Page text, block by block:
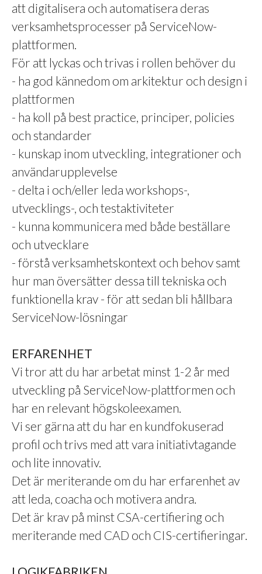
att digitalisera och automatisera deras
verksamhetsprocesser på ServiceNow-
plattformen.
För att lyckas och trivas i rollen behöver du
- ha god kännedom om arkitektur och design i
plattformen
- ha koll på best practice, principer, policies
och standarder
- kunskap inom utveckling, integrationer och
användarupplevelse
- delta i och/eller leda workshops-,
utvecklings-, och testaktiviteter
- kunna kommunicera med både beställare
och utvecklare
- förstå verksamhetskontext och behov samt
hur man översätter dessa till tekniska och
funktionella krav - för att sedan bli hållbara
ServiceNow-lösningar
ERFARENHET
Vi tror att du har arbetat minst 1-2 år med
utveckling på ServiceNow-plattformen och
har en relevant högskoleexamen.
Vi ser gärna att du har en kundfokuserad
profil och trivs med att vara initiativtagande
och lite innovativ.
Det är meriterande om du har erfarenhet av
att leda, coacha och motivera andra.
Det är krav på minst CSA-certifiering och
meriterande med CAD och CIS-certifieringar.